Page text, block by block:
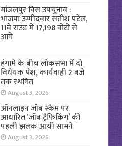
मांजलपुर विस उपचुनाव :
भाजपा उम्मीदवार सतीश पटेल,
11वें राउंड में 17,198 वोटों से
आगे
हंगामे के बीच लोकसभा में दो
विधेयक पेश, कार्यवाही 2 बजे
तक स्थगित
August 3, 2026
ऑनलाइन जॉब स्कैम पर
आधारित ‘जॉब ट्रैफिकिंग’ की
पहली झलक आयी सामने
August 3, 2026